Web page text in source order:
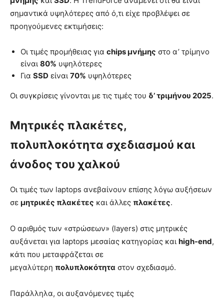
σημαντικά υψηλότερες από ό,τι είχε προβλέψει σε
προηγούμενες εκτιμήσεις:
Οι τιμές προμήθειας για chips μνήμης στο α’ τρίμηνο
είναι 80% υψηλότερες
Για SSD είναι 70% υψηλότερες
Οι συγκρίσεις γίνονται με τις τιμές του δ’ τριμήνου 2025.
Μητρικές πλακέτες,
πολυπλοκότητα σχεδιασμού και
άνοδος του χαλκού
Οι τιμές των laptops ανεβαίνουν επίσης λόγω αυξήσεων
σε μητρικές πλακέτες και άλλες πλακέτες.
Ο αριθμός των «στρώσεων» (layers) στις μητρικές
αυξάνεται για laptops μεσαίας κατηγορίας και high-end,
κάτι που μεταφράζεται σε
μεγαλύτερη πολυπλοκότητα στον σχεδιασμό.
Παράλληλα, οι αυξανόμενες τιμές